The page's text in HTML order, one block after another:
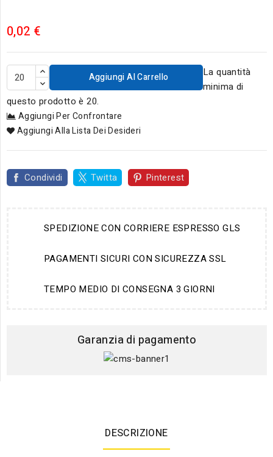
0,02 €
Aggiungi Al Carrello
La quantità
minima di
questo prodotto è 20.
Aggiungi Per Confrontare
Aggiungi Alla Lista Dei Desideri
Condividi Twitta Pinterest
SPEDIZIONE CON CORRIERE ESPRESSO GLS
PAGAMENTI SICURI CON SICUREZZA SSL
TEMPO MEDIO DI CONSEGNA 3 GIORNI
Garanzia di pagamento
DESCRIZIONE